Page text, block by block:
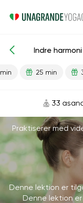
Færdiglavede
Indre
25 min
33
Praktiserer med
Denne lektion er
Denne lektion